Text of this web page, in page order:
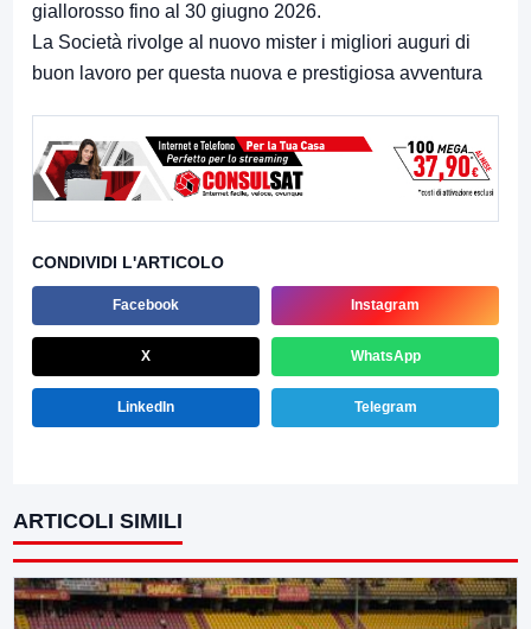
giallorosso fino al 30 giugno 2026.
La Società rivolge al nuovo mister i migliori auguri di
buon lavoro per questa nuova e prestigiosa avventura
CONDIVIDI L'ARTICOLO
Facebook Instagram
X WhatsApp
LinkedIn Telegram
ARTICOLI SIMILI